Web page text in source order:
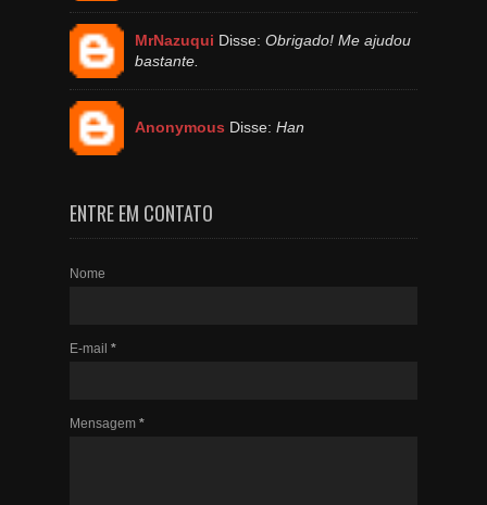
MrNazuqui Disse: Obrigado! Me ajudou
bastante.
Anonymous Disse: Han
ENTRE EM CONTATO
Nome
E-mail *
Mensagem *